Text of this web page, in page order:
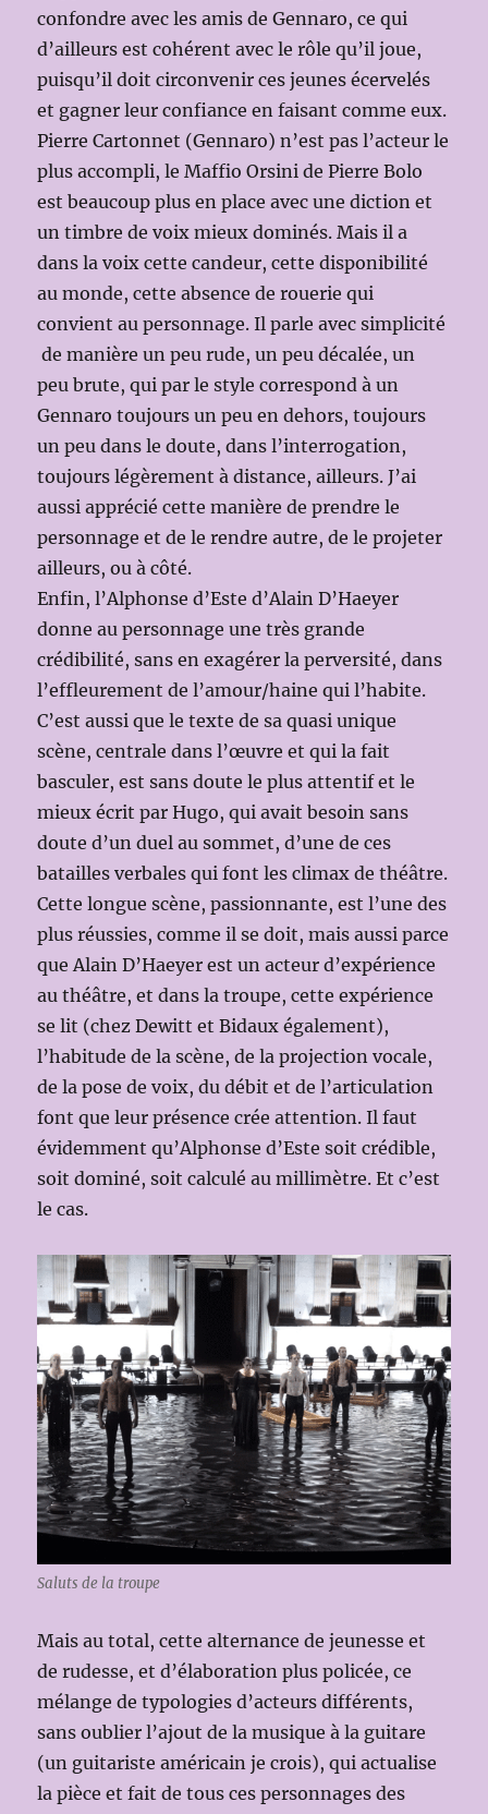
confondre avec les amis de Gennaro, ce qui
d’ailleurs est cohérent avec le rôle qu’il joue,
puisqu’il doit circonvenir ces jeunes écervelés
et gagner leur confiance en faisant comme eux.
Pierre Cartonnet (Gennaro) n’est pas l’acteur le
plus accompli, le Maffio Orsini de Pierre Bolo
est beaucoup plus en place avec une diction et
un timbre de voix mieux dominés. Mais il a
dans la voix cette candeur, cette disponibilité
au monde, cette absence de rouerie qui
convient au personnage. Il parle avec simplicité
de manière un peu rude, un peu décalée, un
peu brute, qui par le style correspond à un
Gennaro toujours un peu en dehors, toujours
un peu dans le doute, dans l’interrogation,
toujours légèrement à distance, ailleurs. J’ai
aussi apprécié cette manière de prendre le
personnage et de le rendre autre, de le projeter
ailleurs, ou à côté.
Enfin, l’Alphonse d’Este d’Alain D’Haeyer
donne au personnage une très grande
crédibilité, sans en exagérer la perversité, dans
l’effleurement de l’amour/haine qui l’habite.
C’est aussi que le texte de sa quasi unique
scène, centrale dans l’œuvre et qui la fait
basculer, est sans doute le plus attentif et le
mieux écrit par Hugo, qui avait besoin sans
doute d’un duel au sommet, d’une de ces
batailles verbales qui font les climax de théâtre.
Cette longue scène, passionnante, est l’une des
plus réussies, comme il se doit, mais aussi parce
que Alain D’Haeyer est un acteur d’expérience
au théâtre, et dans la troupe, cette expérience
se lit (chez Dewitt et Bidaux également),
l’habitude de la scène, de la projection vocale,
de la pose de voix, du débit et de l’articulation
font que leur présence crée attention. Il faut
évidemment qu’Alphonse d’Este soit crédible,
soit dominé, soit calculé au millimètre. Et c’est
le cas.
Saluts de la troupe
Mais au total, cette alternance de jeunesse et
de rudesse, et d’élaboration plus policée, ce
mélange de typologies d’acteurs différents,
sans oublier l’ajout de la musique à la guitare
(un guitariste américain je crois), qui actualise
la pièce et fait de tous ces personnages des